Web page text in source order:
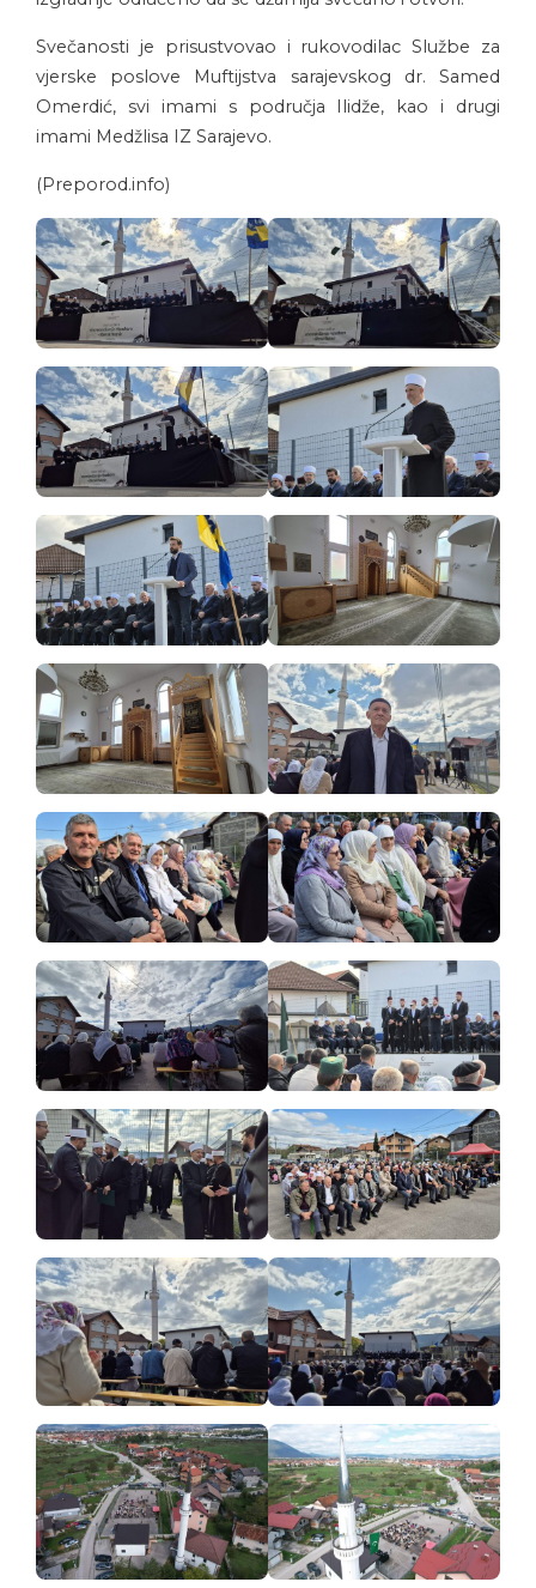
Svečanosti je prisustvovao i rukovodilac Službe za
vjerske poslove Muftijstva sarajevskog dr. Samed
Omerdić, svi imami s područja Ilidže, kao i drugi
imami Medžlisa IZ Sarajevo.
(Preporod.info)